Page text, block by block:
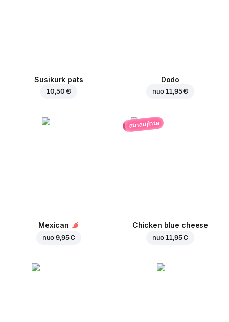
Susikurk pats
10,50 €
Dodo
nuo11,95 €
Mexican
nuo9,95 €
atnaujinta
Chicken blue cheese
nuo11,95 €